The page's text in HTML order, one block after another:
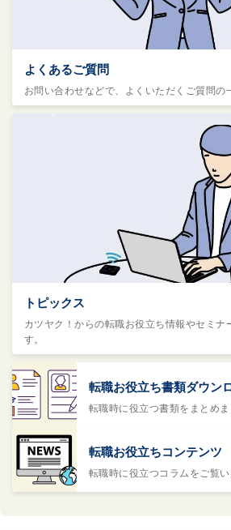
よくあるご質問
お問い合わせなどで、よくいただくご質問の
トピックス
カツヤク！からの転職お役立ち情報やセミナ
す。
転職お役立ち書類ダウン
転職時に役立つ書類をまとめま
転職お役立ちコンテンツ
転職時に役立つコラムをご覧い